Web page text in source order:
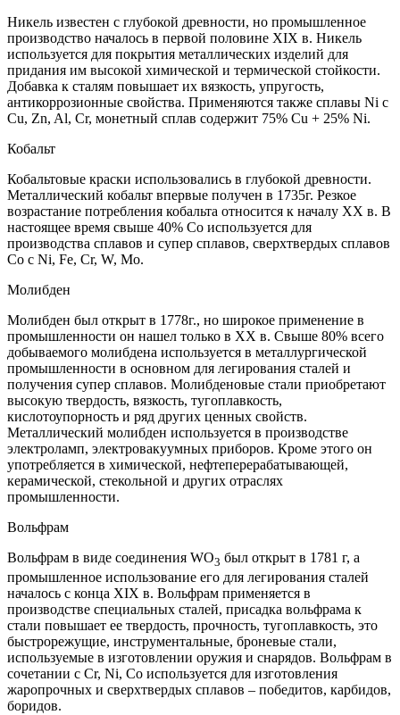
Никель известен с глубокой древности, но промышленное
производство началось в первой половине XIX в. Никель
используется для покрытия металлических изделий для
придания им высокой химической и термической стойкости.
Добавка к сталям повышает их вязкость, упругость,
антикоррозионные свойства. Применяются также сплавы Ni с
Cu, Zn, Al, Cr, монетный сплав содержит 75% Cu + 25% Ni.
Кобальт
Кобальтовые краски использовались в глубокой древности.
Металлический кобальт впервые получен в 1735г. Резкое
возрастание потребления кобальта относится к началу XX в. В
настоящее время свыше 40% Co используется для
производства сплавов и супер сплавов, сверхтвердых сплавов
Co с Ni, Fe, Cr, W, Mo.
Молибден
Молибден был открыт в 1778г., но широкое применение в
промышленности он нашел только в XX в. Свыше 80% всего
добываемого молибдена используется в металлургической
промышленности в основном для легирования сталей и
получения супер сплавов. Молибденовые стали приобретают
высокую твердость, вязкость, тугоплавкость,
кислотоупорность и ряд других ценных свойств.
Металлический молибден используется в производстве
электроламп, электровакуумных приборов. Кроме этого он
употребляется в химической, нефтеперерабатывающей,
керамической, стекольной и других отраслях
промышленности.
Вольфрам
Вольфрам в виде соединения WO3 был открыт в 1781 г, а
промышленное использование его для легирования сталей
началось с конца XIX в. Вольфрам применяется в
производстве специальных сталей, присадка вольфрама к
стали повышает ее твердость, прочность, тугоплавкость, это
быстрорежущие, инструментальные, броневые стали,
используемые в изготовлении оружия и снарядов. Вольфрам в
сочетании с Cr, Ni, Co используется для изготовления
жаропрочных и сверхтвердых сплавов – победитов, карбидов,
боридов.